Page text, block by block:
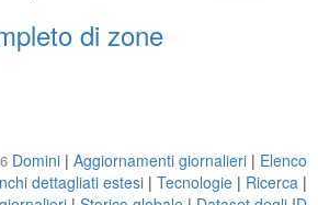
di zone
Domini | Aggiornamenti giornalieri | Elenco
dettagliati estesi | Tecnologie | Ricerca |